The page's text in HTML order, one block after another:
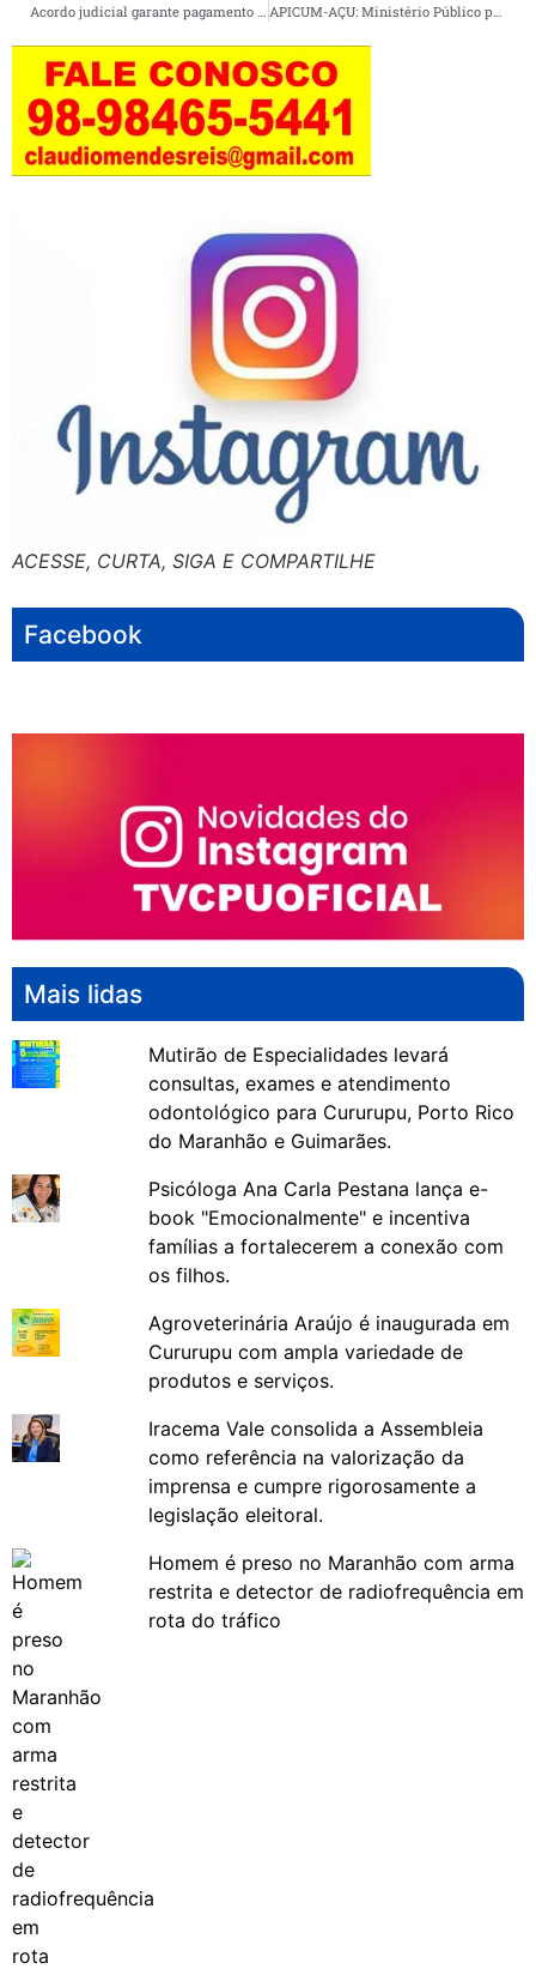
ACESSE, CURTA, SIGA E COMPARTILHE
Facebook
Mais lidas
Mutirão de Especialidades levará
consultas, exames e atendimento
odontológico para Cururupu, Porto Rico
do Maranhão e Guimarães.
Psicóloga Ana Carla Pestana lança e-
book "Emocionalmente" e incentiva
famílias a fortalecerem a conexão com
os filhos.
Agroveterinária Araújo é inaugurada em
Cururupu com ampla variedade de
produtos e serviços.
Iracema Vale consolida a Assembleia
como referência na valorização da
imprensa e cumpre rigorosamente a
legislação eleitoral.
Homem é preso no Maranhão com arma
restrita e detector de radiofrequência em
rota do tráfico